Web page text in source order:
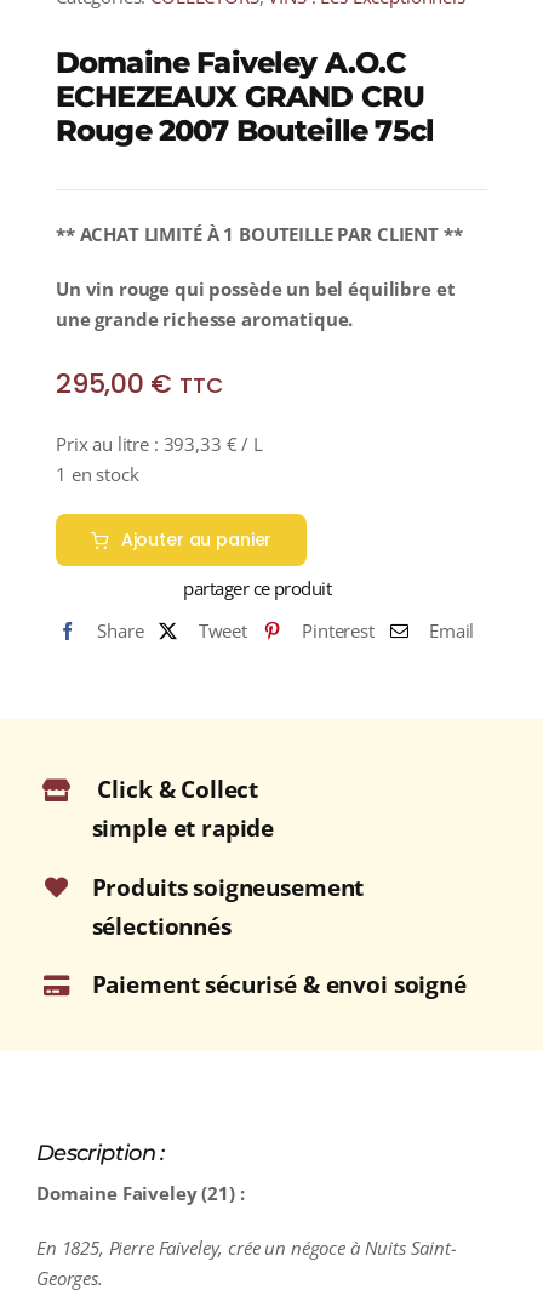
Domaine Faiveley A.O.C
ECHEZEAUX GRAND CRU
Rouge 2007 Bouteille 75cl
** ACHAT LIMITÉ À 1 BOUTEILLE PAR CLIENT **
Un vin rouge qui possède un bel équilibre et
une grande richesse aromatique.
295,00 € TTC
Prix au litre : 393,33 € / L
1 en stock
Ajouter au panier
partager ce produit
Share
Tweet Pinterest Email
Click & Collect
simple et rapide
Produits soigneusement
sélectionnés
Paiement sécurisé & envoi soigné
Description :
Domaine Faiveley (21) :
En 1825, Pierre Faiveley, crée un négoce à Nuits Saint-
Georges.